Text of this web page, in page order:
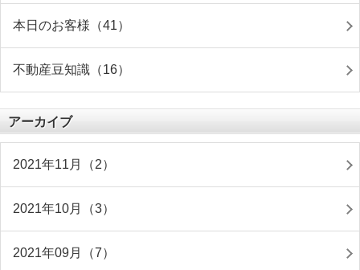
本日のお客様（41）
不動産豆知識（16）
アーカイブ
2021年11月（2）
2021年10月（3）
2021年09月（7）